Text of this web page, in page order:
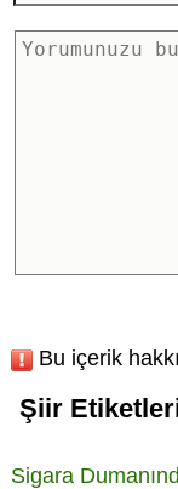
Bu içerik
Şiir
Sigara